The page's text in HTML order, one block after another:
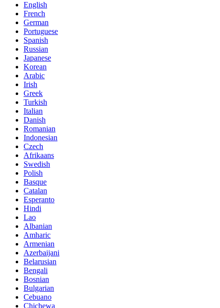
English
French
German
Portuguese
Spanish
Russian
Japanese
Korean
Arabic
Irish
Greek
Turkish
Italian
Danish
Romanian
Indonesian
Czech
Afrikaans
Swedish
Polish
Basque
Catalan
Esperanto
Hindi
Lao
Albanian
Amharic
Armenian
Azerbaijani
Belarusian
Bengali
Bosnian
Bulgarian
Cebuano
Chichewa